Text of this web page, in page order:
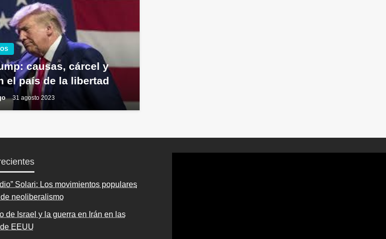
causas, cárcel y
el país de la libertad
31 agosto 2023
Solari: Los movimientos populares
neoliberalismo
de Israel y la guerra en Irán en las
EEUU